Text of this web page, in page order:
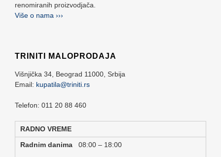
renomiranih proizvodjača.
Više o nama ›››
TRINITI MALOPRODAJA
Višnjička 34, Beograd 11000, Srbija
Email: kupatila@triniti.rs
Telefon: 011 20 88 460
RADNO VREME
Radnim danima 08:00 – 18:00